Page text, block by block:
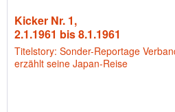
Kicker Nr. 1,
2.1.1961 bis 8.1.1961
Titelstory: Sonder-Reportage
erzählt seine Japan-Reise